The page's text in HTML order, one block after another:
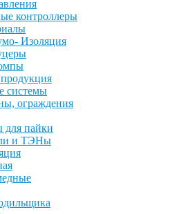
контроллеры
Изоляция
системы
ограждения
для пайки
и ТЭНы